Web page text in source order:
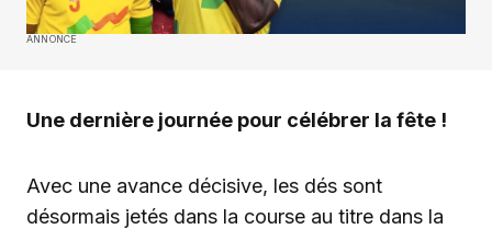
ANNONCE
Une dernière journée pour célébrer la fête !
Avec une avance décisive, les dés sont
désormais jetés dans la course au titre dans la